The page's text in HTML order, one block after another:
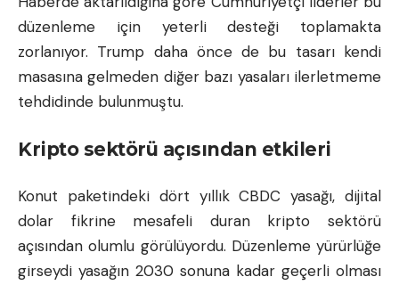
düzenleme için yeterli desteği toplamakta
zorlanıyor. Trump daha önce de bu tasarı kendi
masasına gelmeden diğer bazı yasaları ilerletmeme
tehdidinde bulunmuştu.
Kripto sektörü açısından etkileri
Konut paketindeki dört yıllık CBDC yasağı, dijital
dolar fikrine mesafeli duran kripto sektörü
açısından olumlu görülüyordu. Düzenleme yürürlüğe
girseydi yasağın 2030 sonuna kadar geçerli olması